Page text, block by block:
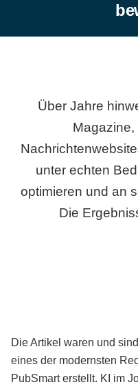
Über Jahre
Magazine,
unter echten
optimieren und an
Die
Die Artikel waren und
eines der modernsten
PubSmart erstellt. KI im